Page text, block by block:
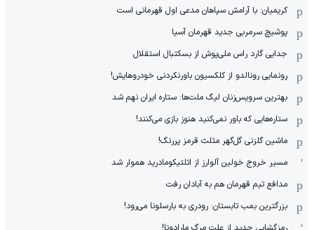
کریمیان: با آرامش سپاهان مدعی اول قهرمانی است
پوشیچ سرمربی جدید قهرمان آسیا
جدایی گارد راس ملی‌پوش از بسکتبال استقلال
رونمایی رونالدو از کلکسیون باورنکردنی خودروهایش!
بهترین سرویس‌زنان لیگ ملت‌ها: ستاره ایران نهم شد
ستاره‌هایی که باور نمی‌کنید هنوز بازی می‌کنند!
ماشین گلزنی گل‌گهر مثلث قرمز پررنگ!
مسیر خروج خولین آلوارز از اتلتیکومادرید هموار شد
مدافع تیم قهرمان هم به آبادان رفت
بزرگترین بمب تابستان: رودری به بارسلونا می‌رود!